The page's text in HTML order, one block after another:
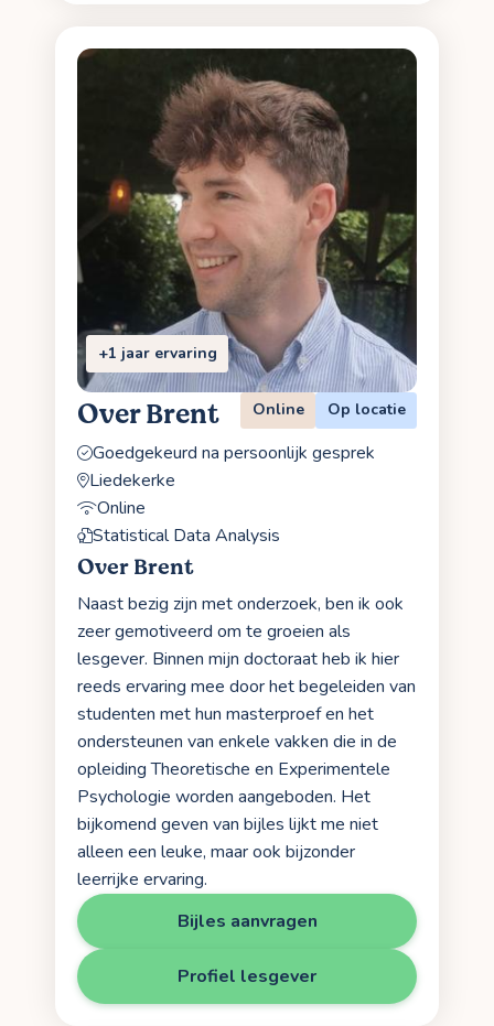
+1 jaar ervaring
Over Brent Online Op locatie
Goedgekeurd na persoonlijk gesprek
Liedekerke
Online
Statistical Data Analysis
Over Brent
Naast bezig zijn met onderzoek, ben ik ook
zeer gemotiveerd om te groeien als
lesgever. Binnen mijn doctoraat heb ik hier
reeds ervaring mee door het begeleiden van
studenten met hun masterproef en het
ondersteunen van enkele vakken die in de
opleiding Theoretische en Experimentele
Psychologie worden aangeboden. Het
bijkomend geven van bijles lijkt me niet
alleen een leuke, maar ook bijzonder
leerrijke ervaring.
Bijles aanvragen
Profiel lesgever